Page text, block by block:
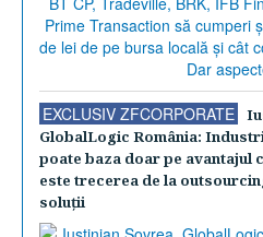
EXCLUSIV ZFCORPORATE
GlobalLogic România:
poate baza doar pe
este trecerea de la
soluţii